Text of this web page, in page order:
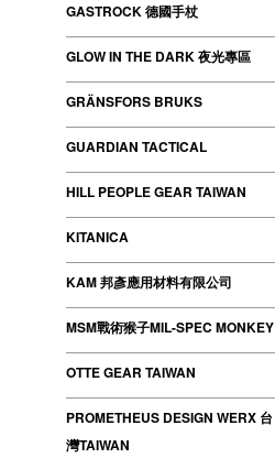
GASTROCK 德國手杖
GLOW IN THE DARK 夜光專區
GRÄNSFORS BRUKS
GUARDIAN TACTICAL
HILL PEOPLE GEAR TAIWAN
KITANICA
KAM 邦彥應用材料有限公司
MSM戰術猴子MIL-SPEC MONKEY
OTTE GEAR TAIWAN
PROMETHEUS DESIGN WERX 台
灣TAIWAN